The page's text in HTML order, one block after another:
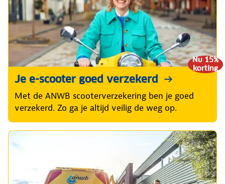
Nu 15%
korting
Je e-scooter goed verzekerd
Met de ANWB scooterverzekering ben je goed
verzekerd. Zo ga je altijd veilig de weg op.